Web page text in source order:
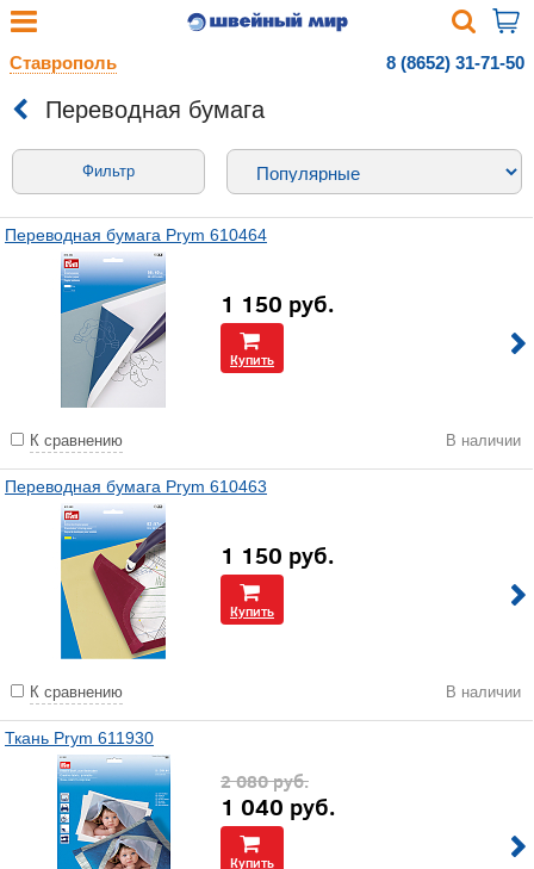
Ставрополь 8 (8652) 31-71-50
Переводная бумага
Фильтр
Переводная бумага Prym 610464
1 150 руб.
Купить
К сравнению В наличии
Переводная бумага Prym 610463
1 150 руб.
Купить
К сравнению В наличии
Ткань Prym 611930
2 080руб.
1 040 руб.
Купить